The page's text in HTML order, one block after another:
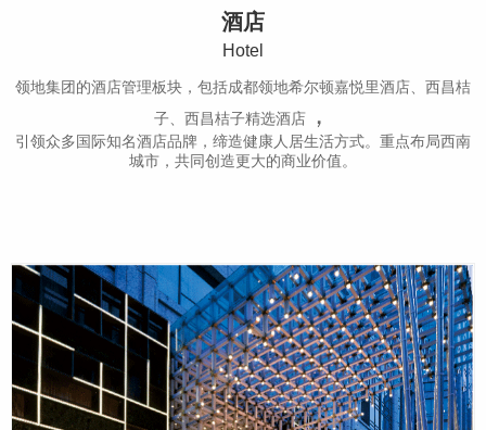
酒店
Hotel
领地集团的酒店管理板块，包括成都领地希尔顿嘉悦里酒店、西昌桔
子、西昌桔子精选酒店
，
引领众多国际知名酒店品牌，缔造健康人居生活方式。重点布局西南
城市，共同创造更大的商业价值。